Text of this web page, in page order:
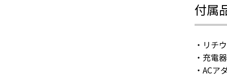
付属
・リチ
・充電器
・ACア